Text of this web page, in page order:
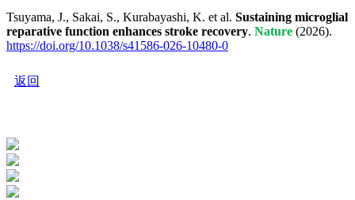
Tsuyama, J., Sakai, S., Kurabayashi, K. et al. Sustaining microglial
reparative function enhances stroke recovery. Nature (2026).
https://doi.org/10.1038/s41586-026-10480-0
返回